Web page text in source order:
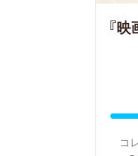
『
コ